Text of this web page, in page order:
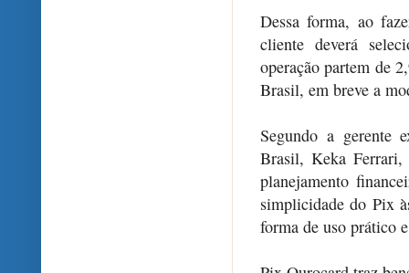
Dessa forma, ao
cliente deverá
operação partem de
Brasil, em breve a
Segundo a gerente
Brasil, Keka Ferrari,
planejamento
simplicidade do Pix
forma de uso prático